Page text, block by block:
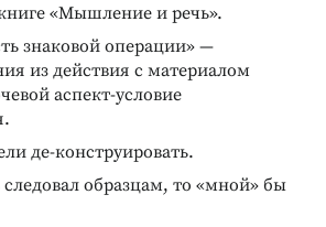
«Мышление и речь».
знаковой операции» —
из действия с материалом
аспект-условие
де-конструировать.
образцам, то «мной» бы